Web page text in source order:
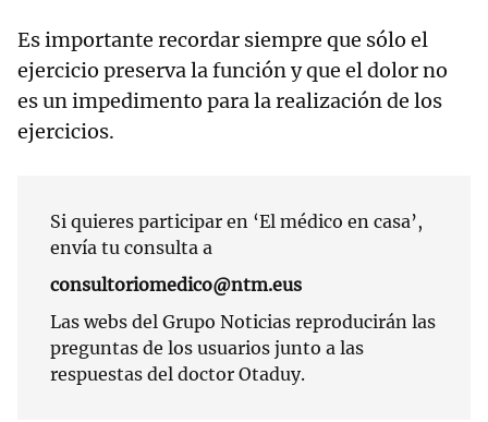
Es importante recordar siempre que sólo el
ejercicio preserva la función y que el dolor no
es un impedimento para la realización de los
ejercicios.
Si quieres participar en ‘El médico en casa’,
envía tu consulta a
consultoriomedico@ntm.eus
Las webs del Grupo Noticias reproducirán las
preguntas de los usuarios junto a las
respuestas del doctor Otaduy.